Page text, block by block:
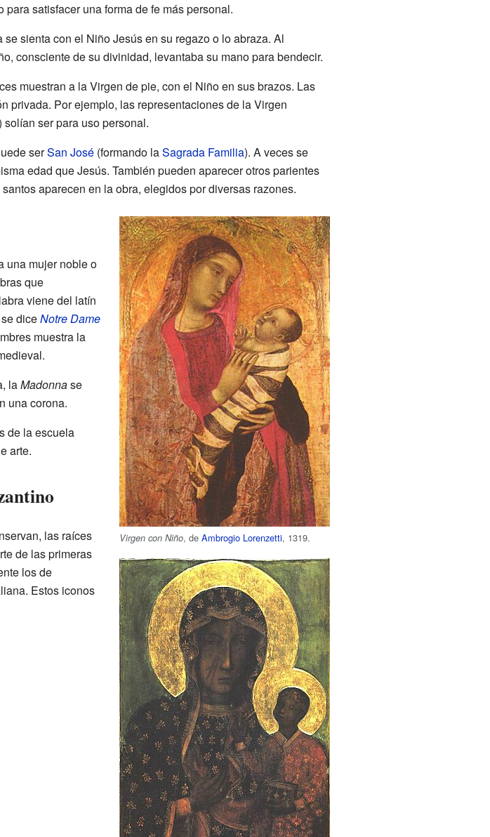
satisfacer una forma de fe más personal.
se sienta con el Niño Jesús en su regazo o lo abraza. Al
consciente de su divinidad, levantaba su mano para bendecir.
muestran a la Virgen de pie, con el Niño en sus brazos. Las
privada. Por ejemplo, las representaciones de la Virgen
ser para uso personal.
serSan José(formando laSagrada Familia). A veces se
edad que Jesús. También pueden aparecer otros parientes
aparecen en la obra, elegidos por diversas razones.
Virgen con Niño, deAmbrogio Lorenzetti, 1319.
una mujer noble o
que
viene del latín
diceNotre Dame
muestra la
laMadonnase
una corona.
de la escuela
arte.
las raíces
de las primeras
los de
Estos iconos